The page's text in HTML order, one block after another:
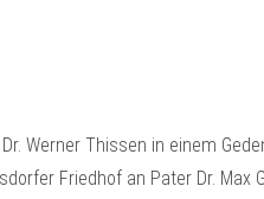
Werner Thissen in einem
Friedhof an Pater Dr. Max